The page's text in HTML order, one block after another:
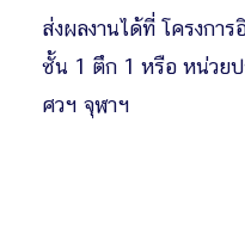
ส่งผลงานได้ที่ โครงกา
ชั้น 1 ตึก 1 หรือ หน่วย
ศวฯ จุฬาฯ